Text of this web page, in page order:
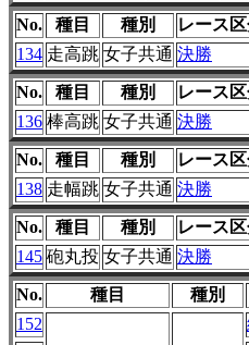
No. 種目 種別 レース
134 走高跳 女子共通 決勝
No. 種目 種別 レース
136 棒高跳 女子共通 決勝
No. 種目 種別 レース
138 走幅跳 女子共通 決勝
No. 種目 種別 レース
145 砲丸投 女子共通 決勝
No. 種目 種別
152